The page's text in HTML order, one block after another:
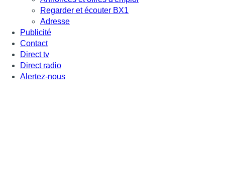
Regarder et écouter BX1
Adresse
Publicité
Contact
Direct tv
Direct radio
Alertez-nous